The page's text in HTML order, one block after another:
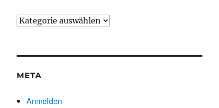
Beiträge
META
Anmelden